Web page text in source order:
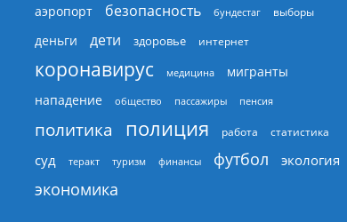
аэропорт безопасность бундестаг выборы
деньги дети здоровье интернет
коронавирус медицина
мигранты
нападение
общество пассажиры пенсия
политика полиция работа статистика
суд теракт туризм финансы футбол экология
экономика